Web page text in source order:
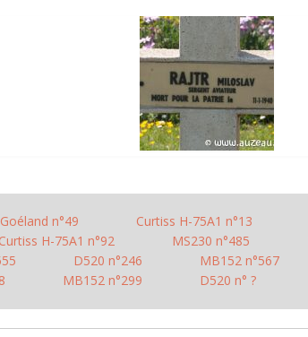
n°49 Curtiss H-75A1 n°13
Curtiss H-75A1 n°92 MS230 n°485
D520 n°246 MB152 n°567
MB152 n°299 D520 n° ?